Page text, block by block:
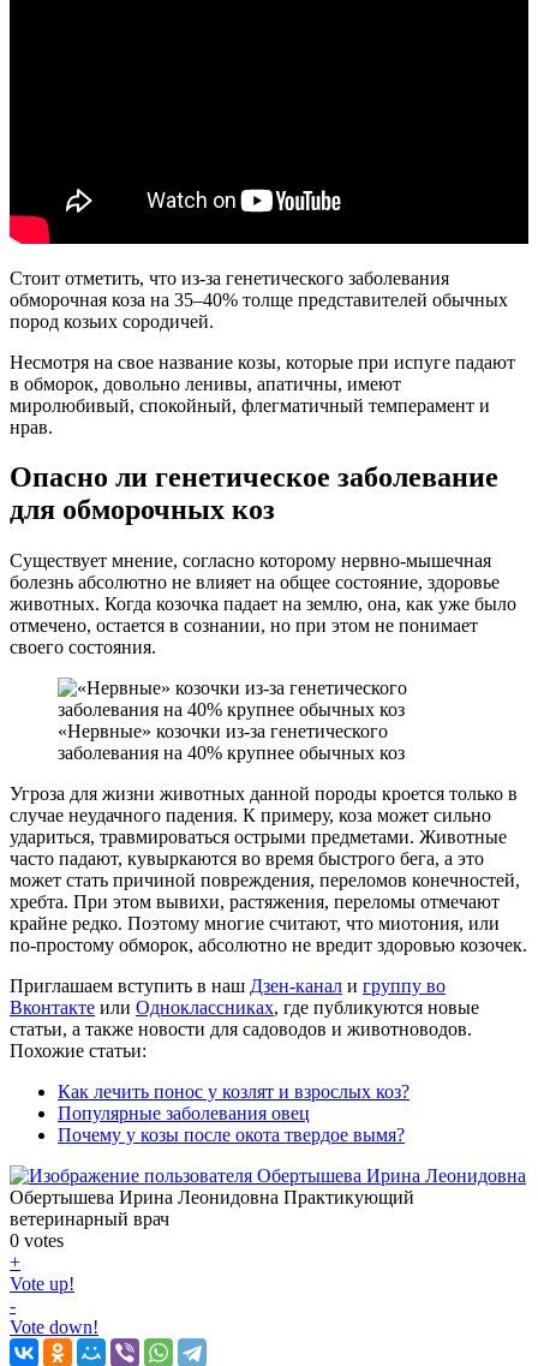
Стоит отметить, что из-за генетического заболевания
обморочная коза на 35–40% толще представителей обычных
пород козьих сородичей.
Несмотря на свое название козы, которые при испуге падают
в обморок, довольно ленивы, апатичны, имеют
миролюбивый, спокойный, флегматичный темперамент и
нрав.
Опасно ли генетическое заболевание
для обморочных коз
Существует мнение, согласно которому нервно-мышечная
болезнь абсолютно не влияет на общее состояние, здоровье
животных. Когда козочка падает на землю, она, как уже было
отмечено, остается в сознании, но при этом не понимает
своего состояния.
«Нервные» козочки из-за генетического
заболевания на 40% крупнее обычных коз
Угроза для жизни животных данной породы кроется только в
случае неудачного падения. К примеру, коза может сильно
удариться, травмироваться острыми предметами. Животные
часто падают, кувыркаются во время быстрого бега, а это
может стать причиной повреждения, переломов конечностей,
хребта. При этом вывихи, растяжения, переломы отмечают
крайне редко. Поэтому многие считают, что миотония, или
по-простому обморок, абсолютно не вредит здоровью козочек.
Приглашаем вступить в наш Дзен-канал и группу во
Вконтакте или Одноклассниках, где публикуются новые
статьи, а также новости для садоводов и животноводов.
Похожие статьи:
Как лечить понос у козлят и взрослых коз?
Популярные заболевания овец
Почему у козы после окота твердое вымя?
Обертышева Ирина Леонидовна Практикующий
ветеринарный врач
0 votes
+
Vote up!
-
Vote down!